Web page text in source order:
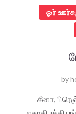
ஓர்
by
சீனா,